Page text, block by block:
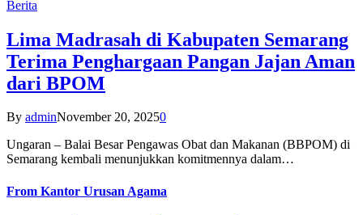
Berita
Lima Madrasah di Kabupaten Semarang
Terima Penghargaan Pangan Jajan Aman
dari BPOM
By adminNovember 20, 20250
Ungaran – Balai Besar Pengawas Obat dan Makanan (BBPOM) di
Semarang kembali menunjukkan komitmennya dalam…
From Kantor Urusan Agama